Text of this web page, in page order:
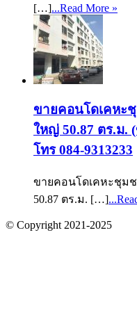
[…]...Read More »
ขายคอนโดเคหะ
ใหญ่ 50.87 ตร.ม.
โทร 084-9313233
ขายคอนโดเคหะชุม
50.87 ตร.ม. […]
© Copyright 2021-2025